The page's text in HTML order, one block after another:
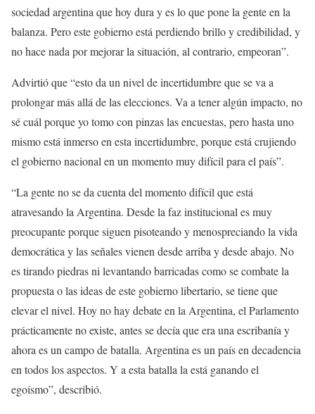
sociedad argentina que hoy dura y es lo que pone la gente en la
balanza. Pero este gobierno está perdiendo brillo y credibilidad, y
no hace nada por mejorar la situación, al contrario, empeoran”.
Advirtió que “esto da un nivel de incertidumbre que se va a
prolongar más allá de las elecciones. Va a tener algún impacto, no
sé cuál porque yo tomo con pinzas las encuestas, pero hasta uno
mismo está inmerso en esta incertidumbre, porque está crujiendo
el gobierno nacional en un momento muy difícil para el país”.
“La gente no se da cuenta del momento difícil que está
atravesando la Argentina. Desde la faz institucional es muy
preocupante porque siguen pisoteando y menospreciando la vida
democrática y las señales vienen desde arriba y desde abajo. No
es tirando piedras ni levantando barricadas como se combate la
propuesta o las ideas de este gobierno libertario, se tiene que
elevar el nivel. Hoy no hay debate en la Argentina, el Parlamento
prácticamente no existe, antes se decía que era una escribanía y
ahora es un campo de batalla. Argentina es un país en decadencia
en todos los aspectos. Y a esta batalla la está ganando el
egoísmo”, describió.